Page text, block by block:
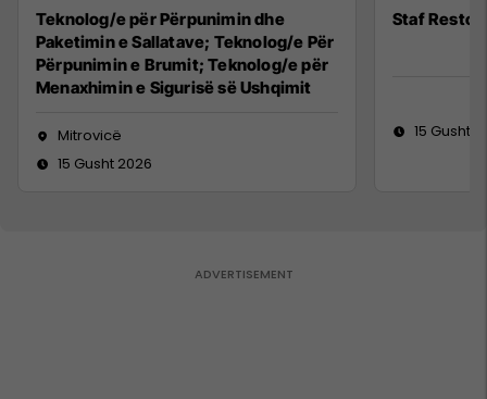
Teknolog/e për Përpunimin dhe
Paketimin e Sallatave; Teknolog/e Për
Përpunimin e Brumit; Teknolog/e për
Menaxhimin e Sigurisë së Ushqimit
Mitrovicë
15 Gusht 2026
Staf
15 Gusht